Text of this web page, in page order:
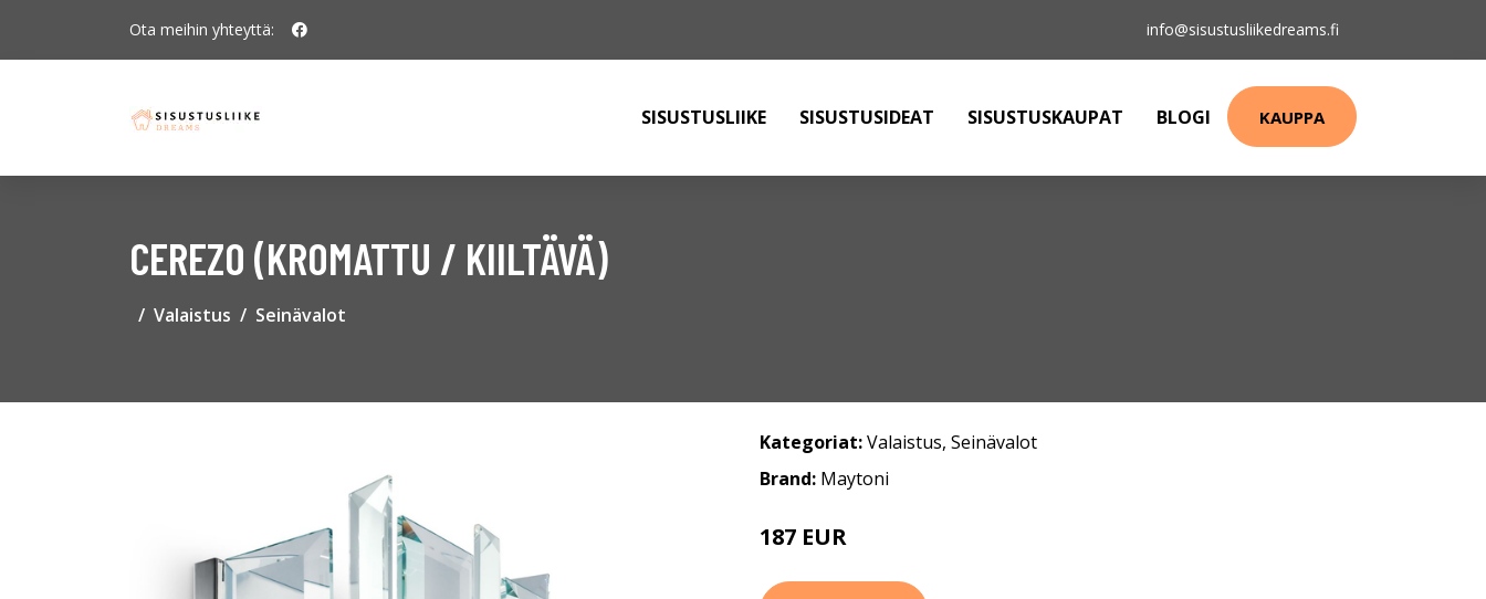
Ota meihin yhteyttä: info@sisustusliikedreams.fi
SISUSTUSLIIKE SISUSTUSIDEAT SISUSTUSKAUPAT BLOGI KAUPPA
CEREZO (KROMATTU / KIILTÄVÄ)
Valaistus Seinävalot
Kategoriat:Valaistus, Seinävalot
Brand: Maytoni
187 EUR